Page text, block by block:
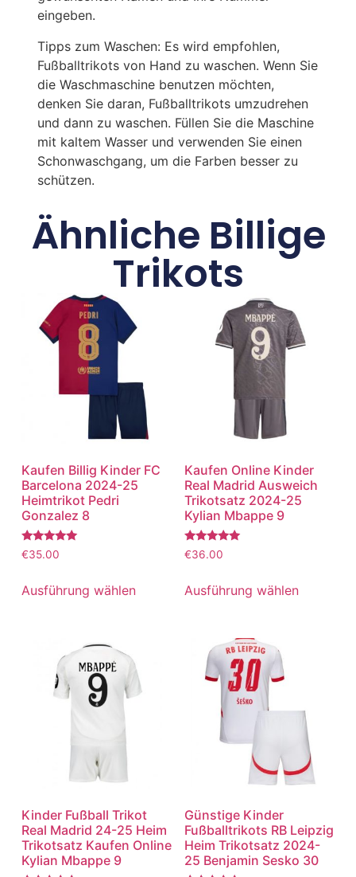
eingeben.
Tipps zum Waschen: Es wird empfohlen,
Fußballtrikots von Hand zu waschen. Wenn Sie
die Waschmaschine benutzen möchten,
denken Sie daran, Fußballtrikots umzudrehen
und dann zu waschen. Füllen Sie die Maschine
mit kaltem Wasser und verwenden Sie einen
Schonwaschgang, um die Farben besser zu
schützen.
Ähnliche Billige
Trikots
Kaufen Billig Kinder FC
Barcelona 2024-25
Heimtrikot Pedri
Gonzalez 8
Bewertet
mit
von 5
€35.00
Ausführung wählen
Kaufen Online Kinder
Real Madrid Ausweich
Trikotsatz 2024-25
Kylian Mbappe 9
Bewertet
mit
von 5
€36.00
Ausführung wählen
Kinder Fußball Trikot
Real Madrid 24-25 Heim
Trikotsatz Kaufen Online
Kylian Mbappe 9
Günstige Kinder
Fußballtrikots RB Leipzig
Heim Trikotsatz 2024-
25 Benjamin Sesko 30